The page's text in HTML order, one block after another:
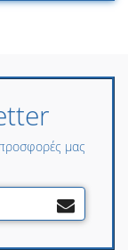
προσφορές μας